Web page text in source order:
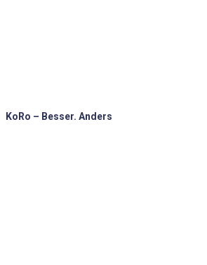
KoRo – Besser. Anders